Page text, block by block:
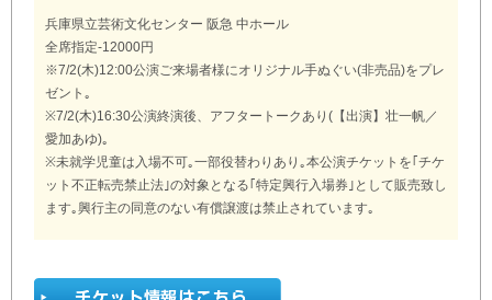
兵庫県立芸術文化センター 阪急 中ホール
全席指定-12000円
※7/2(木)12:00公演ご来場者様にオリジナル手ぬぐい(非売品)をプレ
ゼント｡
※7/2(木)16:30公演終演後、アフタートークあり(【出演】壮一帆／
愛加あゆ)｡
※未就学児童は入場不可｡一部役替わりあり｡本公演チケットを｢チケ
ット不正転売禁止法｣の対象となる｢特定興行入場券｣として販売致し
ます｡興行主の同意のない有償譲渡は禁止されています｡